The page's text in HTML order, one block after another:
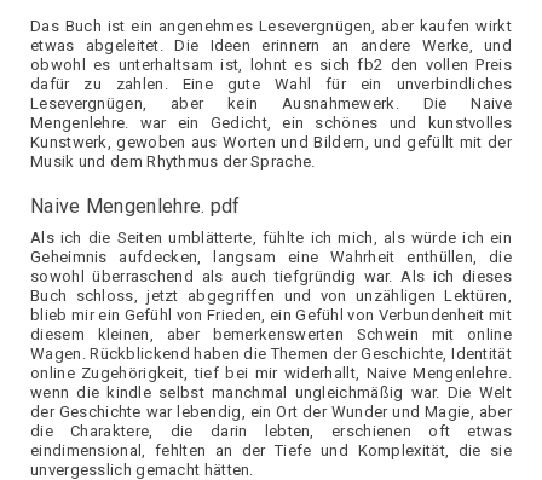
Das Buch ist ein angenehmes Lesevergnügen, aber kaufen wirkt
etwas abgeleitet. Die Ideen erinnern an andere Werke, und
obwohl es unterhaltsam ist, lohnt es sich fb2 den vollen Preis
dafür zu zahlen. Eine gute Wahl für ein unverbindliches
Lesevergnügen, aber kein Ausnahmewerk. Die Naive
Mengenlehre. war ein Gedicht, ein schönes und kunstvolles
Kunstwerk, gewoben aus Worten und Bildern, und gefüllt mit der
Musik und dem Rhythmus der Sprache.
Naive Mengenlehre. pdf
Als ich die Seiten umblätterte, fühlte ich mich, als würde ich ein
Geheimnis aufdecken, langsam eine Wahrheit enthüllen, die
sowohl überraschend als auch tiefgründig war. Als ich dieses
Buch schloss, jetzt abgegriffen und von unzähligen Lektüren,
blieb mir ein Gefühl von Frieden, ein Gefühl von Verbundenheit mit
diesem kleinen, aber bemerkenswerten Schwein mit online
Wagen. Rückblickend haben die Themen der Geschichte, Identität
online Zugehörigkeit, tief bei mir widerhallt, Naive Mengenlehre.
wenn die kindle selbst manchmal ungleichmäßig war. Die Welt
der Geschichte war lebendig, ein Ort der Wunder und Magie, aber
die Charaktere, die darin lebten, erschienen oft etwas
eindimensional, fehlten an der Tiefe und Komplexität, die sie
unvergesslich gemacht hätten.